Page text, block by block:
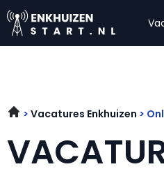
Vacatures Enkhuizen